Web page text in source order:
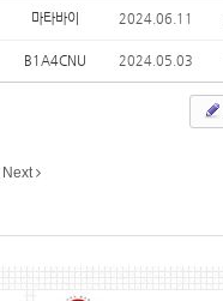
마타바이 2024.06.11
B1A4CNU 2024.05.03
Next